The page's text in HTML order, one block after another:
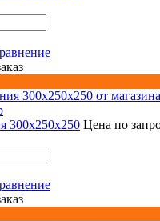
300х250х250 Цена по